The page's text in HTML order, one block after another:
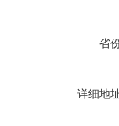
省
详细地